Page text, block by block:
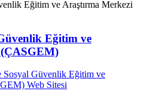
Eğitim ve
Sosyal Güvenlik Eğitim ve
Web Sitesi